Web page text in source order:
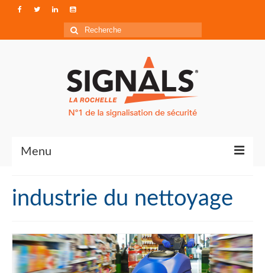
Rechercher
:
Menu
Qui sommes-nous ?
Accéder à Signals
industrie du nettoyage